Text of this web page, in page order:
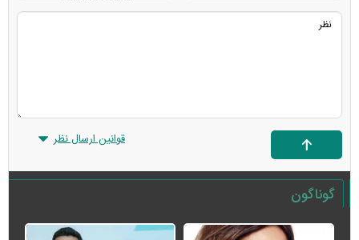
قوانین ارسال نظر
گوناگون